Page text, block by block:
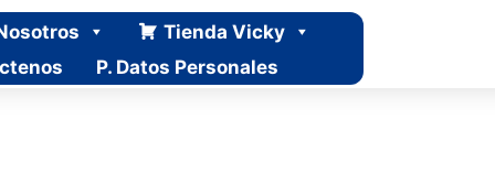
Tienda Vicky
P. Datos Personales